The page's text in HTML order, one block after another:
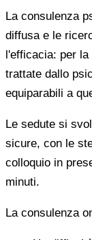
La consulenza
diffusa e le
l'efficacia: per la
trattate dallo
equiparabili a
Le sedute si
sicure, con le
colloquio in
minuti.
La consulenza